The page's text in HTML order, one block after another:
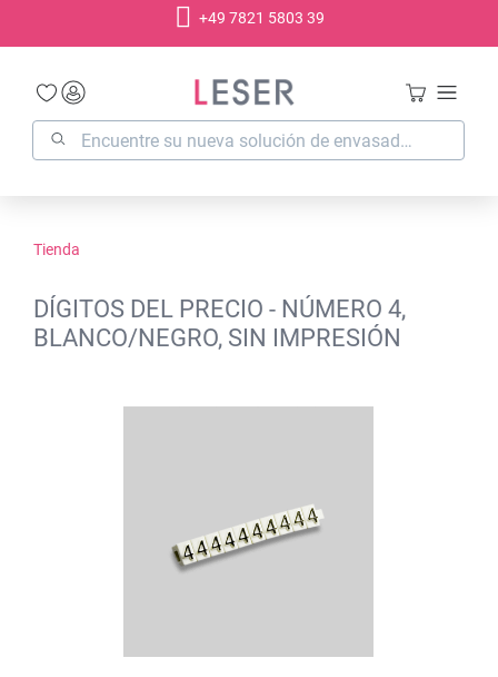
+49 7821 5803 39
Tienda
DÍGITOS DEL PRECIO - NÚMERO 4,
BLANCO/NEGRO, SIN IMPRESIÓN